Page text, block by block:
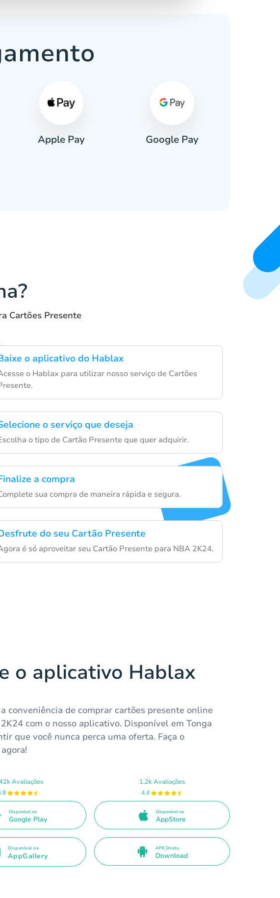
Apple Pay Google Pay
Cartões Presente
o aplicativo do Hablax
o Hablax para utilizar nosso serviço de Cartões
o serviço que deseja
o tipo de Cartão Presente que quer adquirir.
a compra
sua compra de maneira rápida e segura.
do seu Cartão Presente
é só aproveitar seu Cartão Presente para NBA 2K24.
o aplicativo Hablax
conveniência de comprar cartões presente online
com o nosso aplicativo. Disponível em Tonga
que você nunca perca uma oferta. Faça o
Avaliações
Disponível no
Google Play
1.2k Avaliações
4.4
Disponível na
AppStore
Disponível na
AppGallery
APK Direto
Download